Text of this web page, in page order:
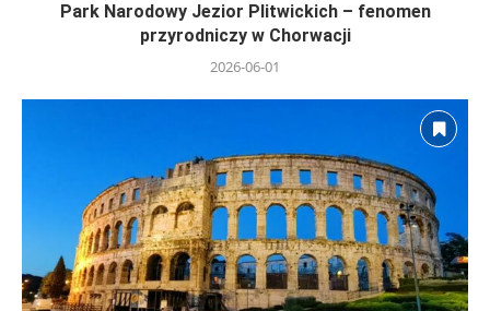
Park Narodowy Jezior Plitwickich – fenomen
przyrodniczy w Chorwacji
2026-06-01